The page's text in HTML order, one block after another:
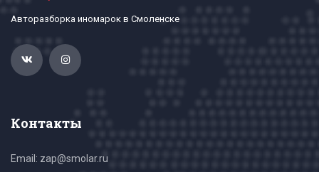
Авторазборка иномарок в Смоленске
Контакты
Email: zap@smolar.ru